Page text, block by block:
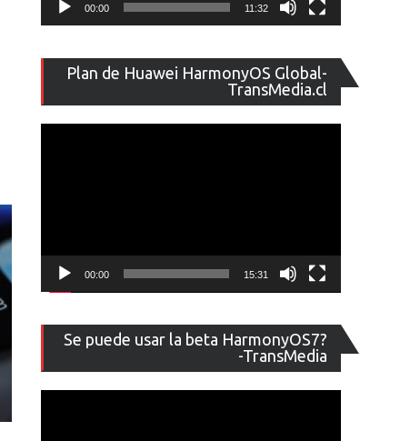
00:00 11:32
Plan de Huawei HarmonyOS Global-
TransMedia.cl
de
vídeo
00:00 15:31
Se puede usar la beta HarmonyOS7?
-TransMedia
de
vídeo